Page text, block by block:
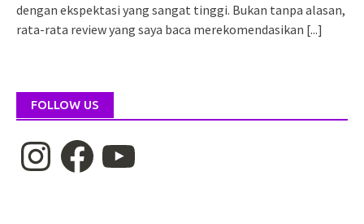
dengan ekspektasi yang sangat tinggi. Bukan tanpa alasan,
rata-rata review yang saya baca merekomendasikan [...]
FOLLOW US
InstagramFacebookYouTube